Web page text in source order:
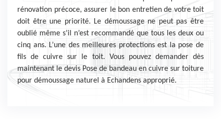
rénovation précoce, assurer le bon entretien de votre toit
doit être une priorité. Le démoussage ne peut pas être
oublié même s’il n’est recommandé que tous les deux ou
cinq ans. L’une des meilleures protections est la pose de
fils de cuivre sur le toit. Vous pouvez demander dès
maintenant le devis Pose de bandeau en cuivre sur toiture
pour démoussage naturel à Echandens approprié.